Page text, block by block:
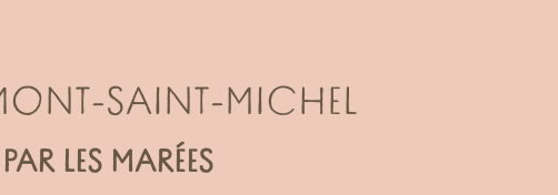
SAINT-MICHEL
LES MARÉES